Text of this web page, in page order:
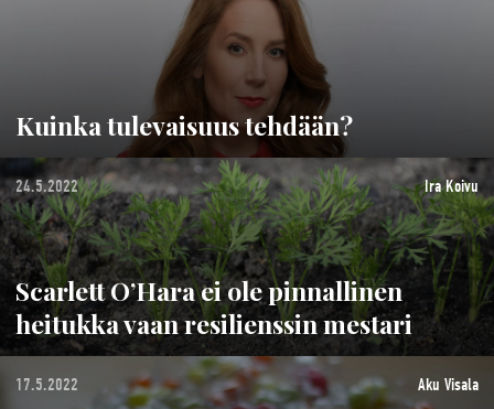
Kuinka tulevaisuus tehdään?
24.5.2022 Ira Koivu
Scarlett O’Hara ei ole pinnallinen
heitukka vaan resilienssin mestari
17.5.2022 Aku Visala